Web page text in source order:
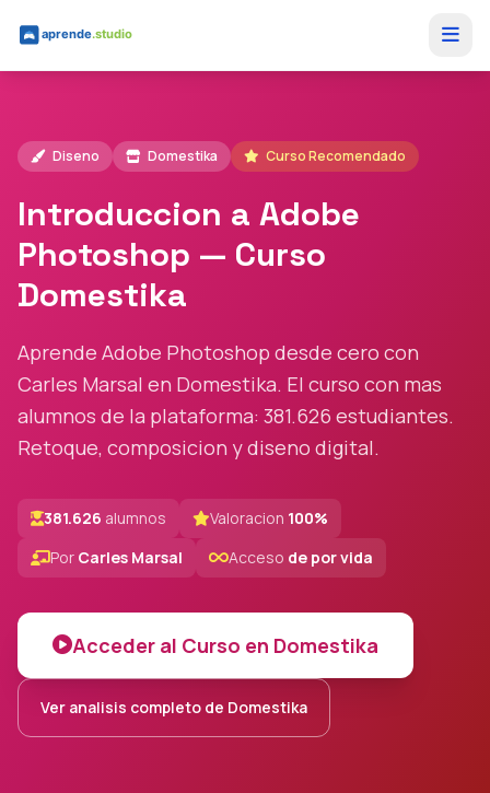
Diseno Domestika Curso Recomendado
Introduccion a Adobe
Photoshop — Curso
Domestika
Aprende Adobe Photoshop desde cero con
Carles Marsal en Domestika. El curso con mas
alumnos de la plataforma: 381.626 estudiantes.
Retoque, composicion y diseno digital.
381.626 alumnos Valoracion 100%
Por Carles Marsal Acceso de por vida
Acceder al Curso en Domestika
Ver analisis completo de Domestika